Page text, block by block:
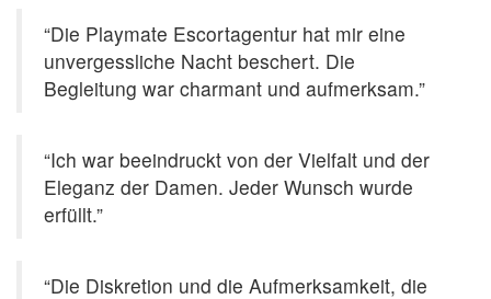
“Die Playmate Escortagentur hat mir eine
unvergessliche Nacht beschert. Die
Begleitung war charmant und aufmerksam.”
“Ich war beeindruckt von der Vielfalt und der
Eleganz der Damen. Jeder Wunsch wurde
erfüllt.”
“Die Diskretion und die Aufmerksamkeit, die